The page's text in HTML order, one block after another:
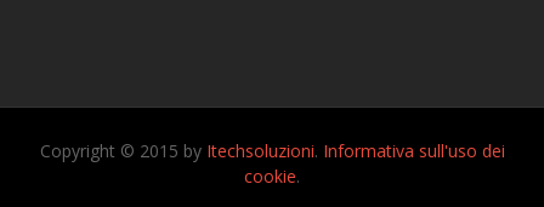
Copyright © 2015 by Itechsoluzioni. Informativa sull'uso dei
cookie.